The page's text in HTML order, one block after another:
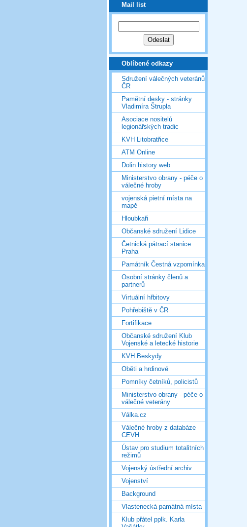
Mail list
Oblíbené odkazy
Sdružení válečných veteránů
ČR
Pamětní desky - stránky
Vladimíra Štrupla
Asociace nositelů
legionářských tradic
KVH Litobratřice
ATM Online
Dolin history web
Ministerstvo obrany - péče o
válečné hroby
vojenská pietní místa na
mapě
Hloubkaři
Občanské sdružení Lidice
Četnická pátrací stanice
Praha
Památník Čestná vzpomínka
Osobní stránky členů a
partnerů
Virtuální hřbitovy
Pohřebiště v ČR
Fortifikace
Občanské sdružení Klub
Vojenské a letecké historie
KVH Beskydy
Oběti a hrdinové
Pomníky četníků, policistů
Ministerstvo obrany - péče o
válečné veterány
Válka.cz
Válečné hroby z databáze
CEVH
Ústav pro studium totalitních
režimů
Vojenský ústřední archiv
Vojenství
Background
Vlastenecká památná místa
Klub přátel pplk. Karla